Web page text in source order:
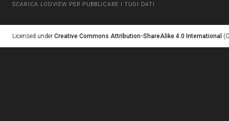
SCARICA LODVIEW PER PUBBLICARE I TUOI DATI
Licensed under Creative Commons Attribution-ShareAlike 4.0 International